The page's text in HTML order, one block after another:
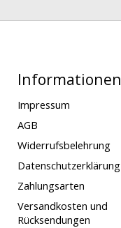
Informationen
Impressum
AGB
Widerrufsbelehrung
Datenschutzerklärung
Zahlungsarten
Versandkosten und
Rücksendungen